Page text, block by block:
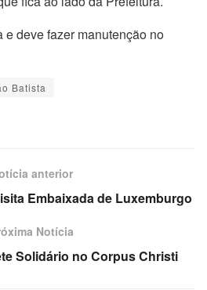
deve fazer manutenção no
Batista
anterior
Embaixada de Luxemburgo
Notícia
Solidário no Corpus Christi